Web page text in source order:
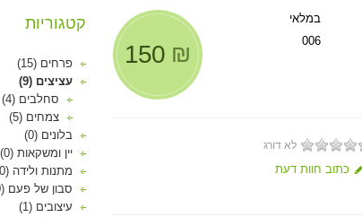
₪
במלאי
006
לא דורג
כתוב חוות דעת
קטגוריות
פרחים (15)
עציצים (9)
סחלבים (4)
צמחים (5)
בלונים (0)
יין ומשקאות (0)
מתנות ולידה (0)
סבון של פעם (0)
עיצובים (1)